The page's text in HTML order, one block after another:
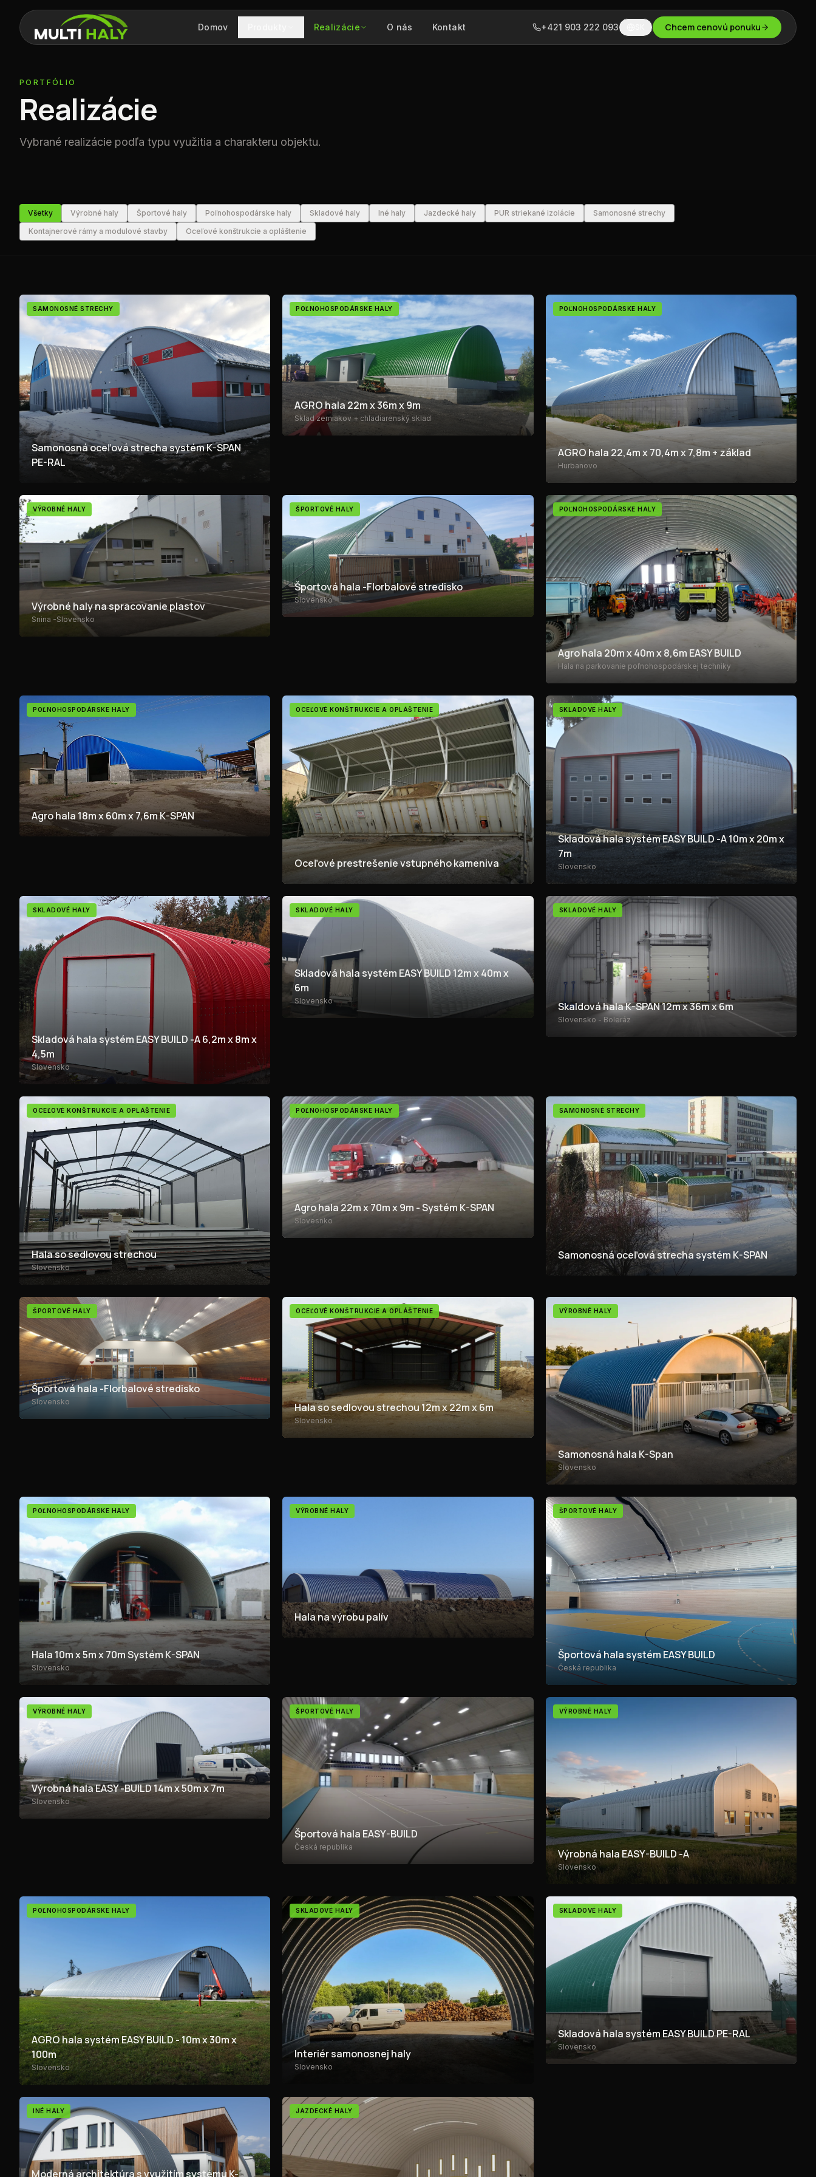
Domov Realizácie O nás Kontakt +421 903 222 093 Chcem cenovú ponuku
PORTFÓLIO
Realizácie
Vybrané realizácie podľa typu využitia a charakteru objektu.
Všetky Výrobné haly Športové haly Poľnohospodárske haly Skladové haly Iné haly Jazdecké haly PUR striekané izolácie
Samonosné strechy
Kontajnerové rámy a modulové stavby
Oceľové konštrukcie a opláštenie
SAMONOSNÉ STRECHY
Samonosná oceľová strecha systém K-SPAN
PE-RAL
POĽNOHOSPODÁRSKE HALY
AGRO hala 22m x 36m x 9m
Sklad zemiakov + chladiarenský sklad
POĽNOHOSPODÁRSKE HALY
AGRO hala 22,4m x 70,4m x 7,8m + základ
Hurbanovo
VÝROBNÉ HALY
Výrobné haly na spracovanie plastov
Snina -Slovensko
ŠPORTOVÉ HALY
Športová hala -Florbalové stredisko
Slovensko
POĽNOHOSPODÁRSKE HALY
Agro hala 20m x 40m x 8,6m EASY BUILD
Hala na parkovanie poľnohospodárskej techniky
POĽNOHOSPODÁRSKE HALY
Agro hala 18m x 60m x 7,6m K-SPAN
OCEĽOVÉ KONŠTRUKCIE A OPLÁŠTENIE
Oceľové prestrešenie vstupného kameniva
SKLADOVÉ HALY
Skladová hala systém EASY BUILD -A 10m x 20m x
7m
Slovensko
SKLADOVÉ HALY
Skladová hala systém EASY BUILD -A 6,2m x 8m x
4,5m
Slovensko
SKLADOVÉ HALY
Skladová hala systém EASY BUILD 12m x 40m x
6m
Slovensko
SKLADOVÉ HALY
Skaldová hala K-SPAN 12m x 36m x 6m
Slovensko - Boleráz
OCEĽOVÉ KONŠTRUKCIE A OPLÁŠTENIE
Hala so sedlovou strechou
Slovensko
POĽNOHOSPODÁRSKE HALY
Agro hala 22m x 70m x 9m - Systém K-SPAN
Slovesnko
SAMONOSNÉ STRECHY
Samonosná oceľová strecha systém K-SPAN
ŠPORTOVÉ HALY
Športová hala -Florbalové stredisko
Slovensko
OCEĽOVÉ KONŠTRUKCIE A OPLÁŠTENIE
Hala so sedlovou strechou 12m x 22m x 6m
Slovensko
VÝROBNÉ HALY
Samonosná hala K-Span
Slovensko
POĽNOHOSPODÁRSKE HALY
Hala 10m x 5m x 70m Systém K-SPAN
Slovensko
VÝROBNÉ HALY
Hala na výrobu palív
ŠPORTOVÉ HALY
Športová hala systém EASY BUILD
Česká republika
VÝROBNÉ HALY
Výrobná hala EASY -BUILD 14m x 50m x 7m
Slovensko
ŠPORTOVÉ HALY
Športová hala EASY-BUILD
Česká republika
VÝROBNÉ HALY
Výrobná hala EASY-BUILD -A
Slovensko
POĽNOHOSPODÁRSKE HALY
AGRO hala systém EASY BUILD - 10m x 30m x
100m
Slovensko
SKLADOVÉ HALY
Interiér samonosnej haly
Slovensko
SKLADOVÉ HALY
Skladová hala systém EASY BUILD PE-RAL
Slovensko
INÉ HALY
Moderná architektúra s využitím systému K-
JAZDECKÉ HALY